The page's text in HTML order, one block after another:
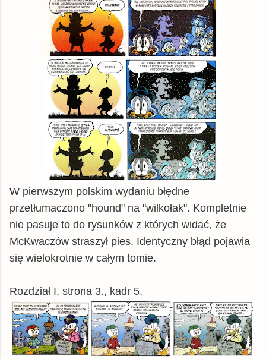
W pierwszym polskim wydaniu błędne
przetłumaczono "hound" na "wilkołak". Kompletnie
nie pasuje to do rysunków z których widać, że
McKwaczów straszył pies. Identyczny błąd pojawia
się wielokrotnie w całym tomie.
Rozdział I, strona 3., kadr 5.